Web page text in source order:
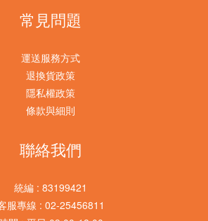
常見問題
運送服務方式
退換貨政策
隱私權政策
條款與細則
聯絡我們
統編 : 83199421
服專線 : 02-25456811